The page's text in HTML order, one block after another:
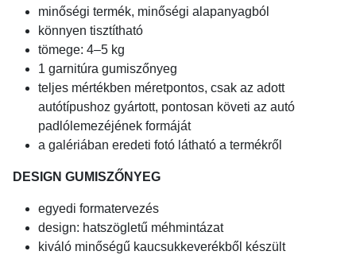
minőségi termék, minőségi alapanyagból
könnyen tisztítható
tömege: 4–5 kg
1 garnitúra gumiszőnyeg
teljes mértékben méretpontos, csak az adott
autótípushoz gyártott, pontosan követi az autó
padlólemezéjének formáját
a galériában eredeti fotó látható a termékről
DESIGN GUMISZŐNYEG
egyedi formatervezés
design: hatszögletű méhmintázat
kiváló minőségű kaucsukkeverékből készült